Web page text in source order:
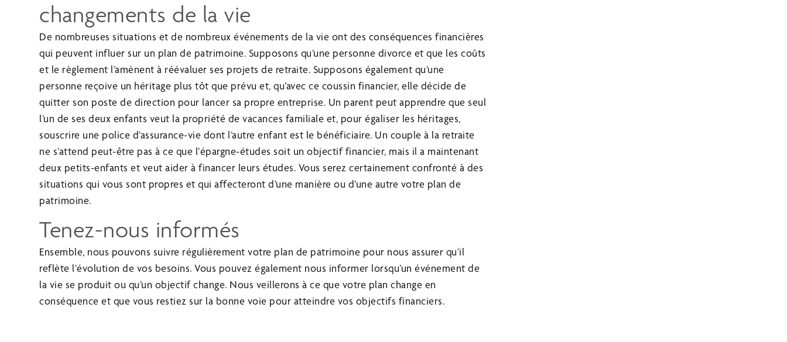
changements de la vie
De nombreuses situations et de nombreux événements de la vie ont des conséquences financières
qui peuvent influer sur un plan de patrimoine. Supposons qu’une personne divorce et que les coûts
et le règlement l’amènent à réévaluer ses projets de retraite. Supposons également qu’une
personne reçoive un héritage plus tôt que prévu et, qu’avec ce coussin financier, elle décide de
quitter son poste de direction pour lancer sa propre entreprise. Un parent peut apprendre que seul
l’un de ses deux enfants veut la propriété de vacances familiale et, pour égaliser les héritages,
souscrire une police d’assurance-vie dont l’autre enfant est le bénéficiaire. Un couple à la retraite
ne s’attend peut-être pas à ce que l’épargne-études soit un objectif financier, mais il a maintenant
deux petits-enfants et veut aider à financer leurs études. Vous serez certainement confronté à des
situations qui vous sont propres et qui affecteront d’une manière ou d’une autre votre plan de
patrimoine.
Tenez-nous informés
Ensemble, nous pouvons suivre régulièrement votre plan de patrimoine pour nous assurer qu’il
reflète l’évolution de vos besoins. Vous pouvez également nous informer lorsqu’un événement de
la vie se produit ou qu’un objectif change. Nous veillerons à ce que votre plan change en
conséquence et que vous restiez sur la bonne voie pour atteindre vos objectifs financiers.